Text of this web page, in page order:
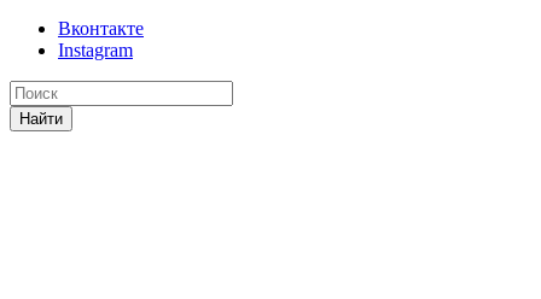
Вконтакте
Instagram
Найти